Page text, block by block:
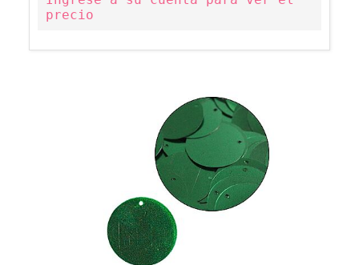
precio